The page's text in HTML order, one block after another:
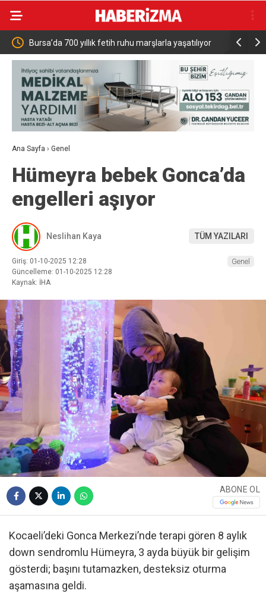
marşlarla yaşatılıyor Zelenskiy’nin açıklaması sonrası
Ukrayna bayrağı kaldırıldı
Ana Sayfa › Genel
Hümeyra bebek Gonca’da
engelleri aşıyor
Neslihan Kaya TÜM YAZILARI
Giriş: 01-10-2025 12:28
Güncelleme: 01-10-2025 12:28
Kaynak: İHA
Genel
ABONE OL
Kocaeli’deki Gonca Merkezi’nde terapi gören 8 aylık
down sendromlu Hümeyra, 3 ayda büyük bir gelişim
gösterdi; başını tutamazken, desteksiz oturma
aşamasına geldi.